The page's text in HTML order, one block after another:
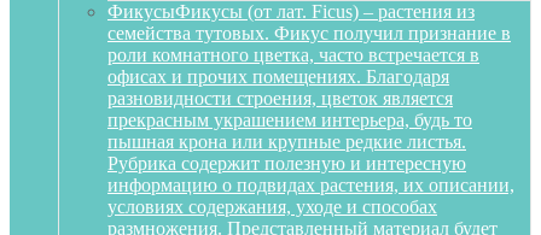
ФикусыФикусы (от лат. Ficus) – растения из
семейства тутовых. Фикус получил признание в
роли комнатного цветка, часто встречается в
офисах и прочих помещениях. Благодаря
разновидности строения, цветок является
прекрасным украшением интерьера, будь то
пышная крона или крупные редкие листья.
Рубрика содержит полезную и интересную
информацию о подвидах растения, их описании,
условиях содержания, уходе и способах
размножения. Представленный материал будет